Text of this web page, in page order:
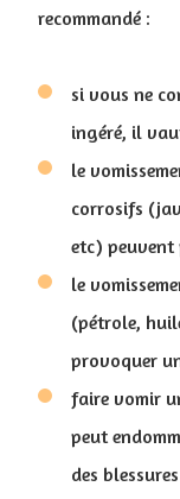
recommandé :
si vous ne
ingéré, il
le
corrosifs
etc)
le
(pétrole,
provoquer
faire vomir
peut
des